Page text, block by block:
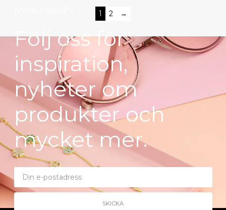
1 2 →
Följ oss för
inspiration,
nyheter om
produkter och
mycket mer.